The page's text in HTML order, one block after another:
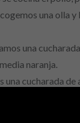
una olla y
una
naranja.
una cucharada de
y otra de curry